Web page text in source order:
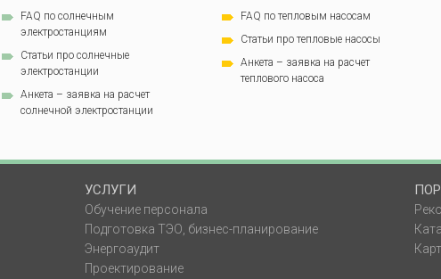
FAQ по солнечным
электростанциям
Статьи про солнечные
электростанции
Анкета – заявка на расчет
солнечной электростанции
FAQ по тепловым насосам
Статьи про тепловые насосы
Анкета – заявка на расчет
теплового насоса
УСЛУГИ
Обучение персонала
Подготовка ТЭО, бизнес-планирование
Энергоаудит
Проектирование